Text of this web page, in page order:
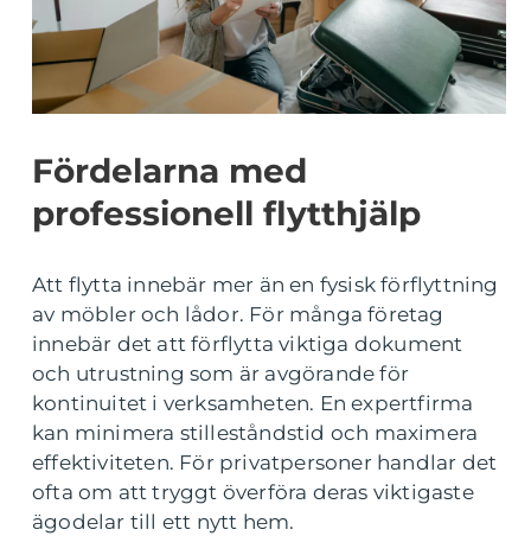
Fördelarna med
professionell flytthjälp
Att flytta innebär mer än en fysisk förflyttning
av möbler och lådor. För många företag
innebär det att förflytta viktiga dokument
och utrustning som är avgörande för
kontinuitet i verksamheten. En expertfirma
kan minimera stilleståndstid och maximera
effektiviteten. För privatpersoner handlar det
ofta om att tryggt överföra deras viktigaste
ägodelar till ett nytt hem.